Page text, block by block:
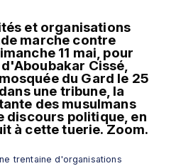
marche contre
11 mai, pour
Cissé,
du Gard le 25
une tribune, la
des musulmans
discours politique, en
à cette tuerie. Zoom.